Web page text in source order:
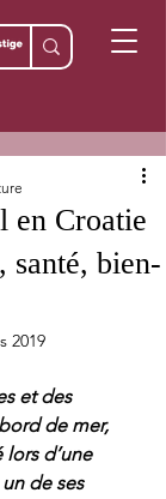
en Croatie
santé, bien-
2019
et des
de mer,
d’une
de ses